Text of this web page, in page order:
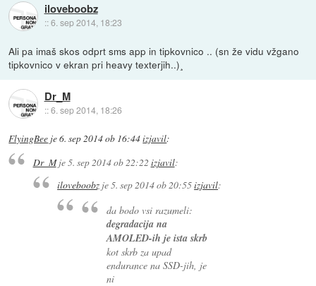
iloveboobz
::6. sep 2014, 18:23
Ali pa imaš skos odprt sms app in tipkovnico .. (sn že vidu vžgano
tipkovnico v ekran pri heavy texterjih..)¸
Dr_M
::6. sep 2014, 18:26
FlyingBee je6. sep 2014 ob 16:44izjavil:
Dr_Mje5. sep 2014 ob 22:22 izjavil:
iloveboobz je5. sep 2014 ob 20:55izjavil:
da bodo vsi razumeli:
degradacija na
AMOLED-ih je ista skrb
kot skrb za upad
endurance na SSD-jih, je
ni